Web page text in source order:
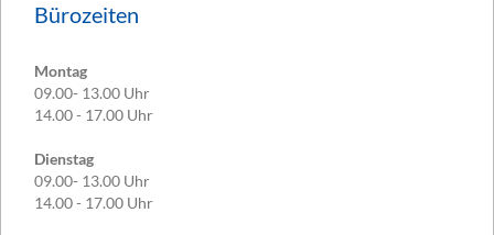
Bürozeiten
Montag
09.00- 13.00 Uhr
14.00 - 17.00 Uhr
Dienstag
09.00- 13.00 Uhr
14.00 - 17.00 Uhr